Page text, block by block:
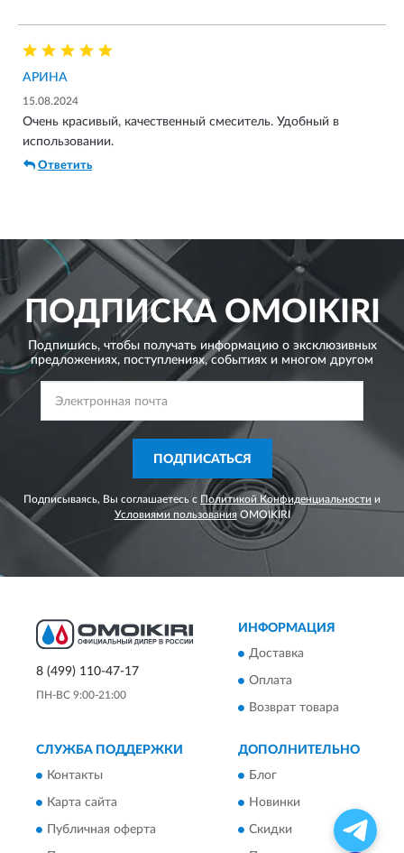
АРИНА
15.08.2024
Очень красивый, качественный смеситель. Удобный в
использовании.
Ответить
ПОДПИСКАOMOIKIRI
Подпишись, чтобы получать информацию о эксклюзивных
предложениях, поступлениях, событиях и многом другом
ПОДПИСАТЬСЯ
Подписываясь, Вы соглашаетесь с Политикой Конфиденциальности и
Условиями пользованияOMOIKIRI
8 (499) 110-47-17
ПН-ВС 9:00-21:00
ИНФОРМАЦИЯ
Доставка
Оплата
Возврат товара
СЛУЖБА ПОДДЕРЖКИ
Контакты
Карта сайта
Публичная оферта
ДОПОЛНИТЕЛЬНО
Блог
Новинки
Скидки